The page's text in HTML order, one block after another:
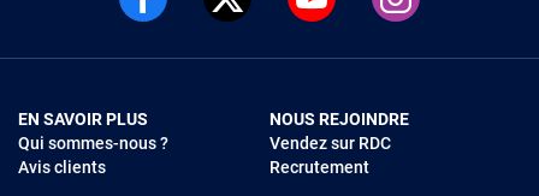
EN SAVOIR PLUS
Qui sommes-nous ?
Avis clients
NOUS REJOINDRE
Vendez sur RDC
Recrutement